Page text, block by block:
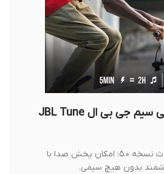
ویژگی‌های هدفون بی سیم جی بی ال JBL Tune
اتصال بی‌سیم با بلوتوث نسخه ۵.۰: امکان پخش صدا با
بدون هیچ سیمی.